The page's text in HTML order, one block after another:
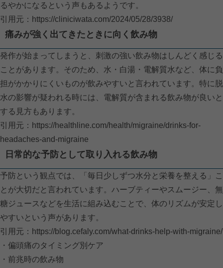
るやかになるという声もあるようです。
引用元： https://cliniciwata.com/2024/05/28/3938/
痛みが強く出てきたときに向く飲み物
発作が始まってしまうと、刺激の強い飲み物はしんどく感じる
ことがあります。そのため、水・白湯・電解質水など、体に負
担がかかりにくいものが飲みやすいと言われています。特に脱
水の影響が疑われる時には、電解質が含まれる飲み物が良いと
する見方もあります。
引用元： https://healthline.com/health/migraine/drinks-for-
headaches-and-migraine
日常的な予防として取り入れる飲み物
予防という観点では、「毎日少しずつ水分と栄養を整える」こ
とが大切だと言われています。ハーブティーやスムージー、無
糖ジュースなどを生活に組み込むことで、体のリズムが安定し
やすいという声があります。
引用元： https://blog.cefaly.com/what-drinks-help-with-migraine/
・偏頭痛のタイミング別ケア
・前兆時の飲み物